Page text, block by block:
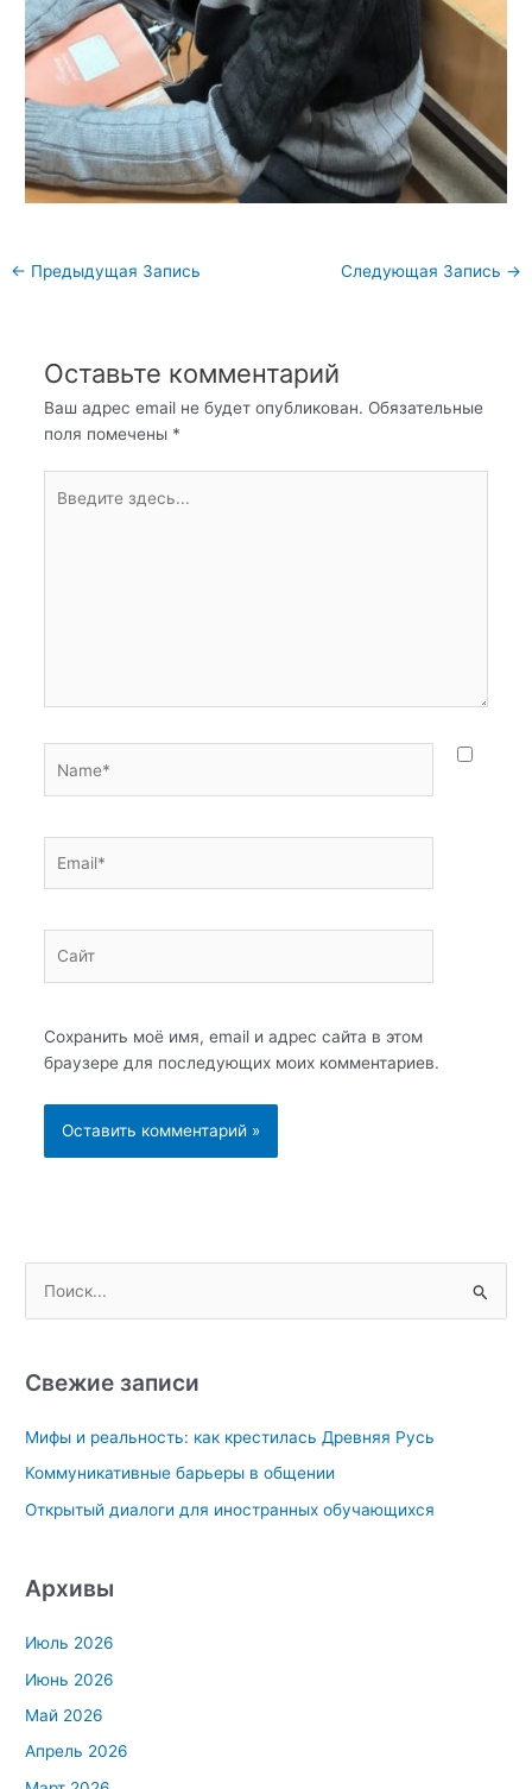
Навигация
← Предыдущая Запись Следующая Запись →
Оставьте комментарий
Ваш адрес email не будет опубликован. Обязательные
поля помечены *
здесь...
Сохранить моё имя, email и адрес сайта в этом
браузере для последующих моих комментариев.
с
:
Свежие записи
Мифы и реальность: как крестилась Древняя Русь
Коммуникативные барьеры в общении
Открытый диалоги для иностранных обучающихся
Архивы
Июль 2026
Июнь 2026
Май 2026
Апрель 2026